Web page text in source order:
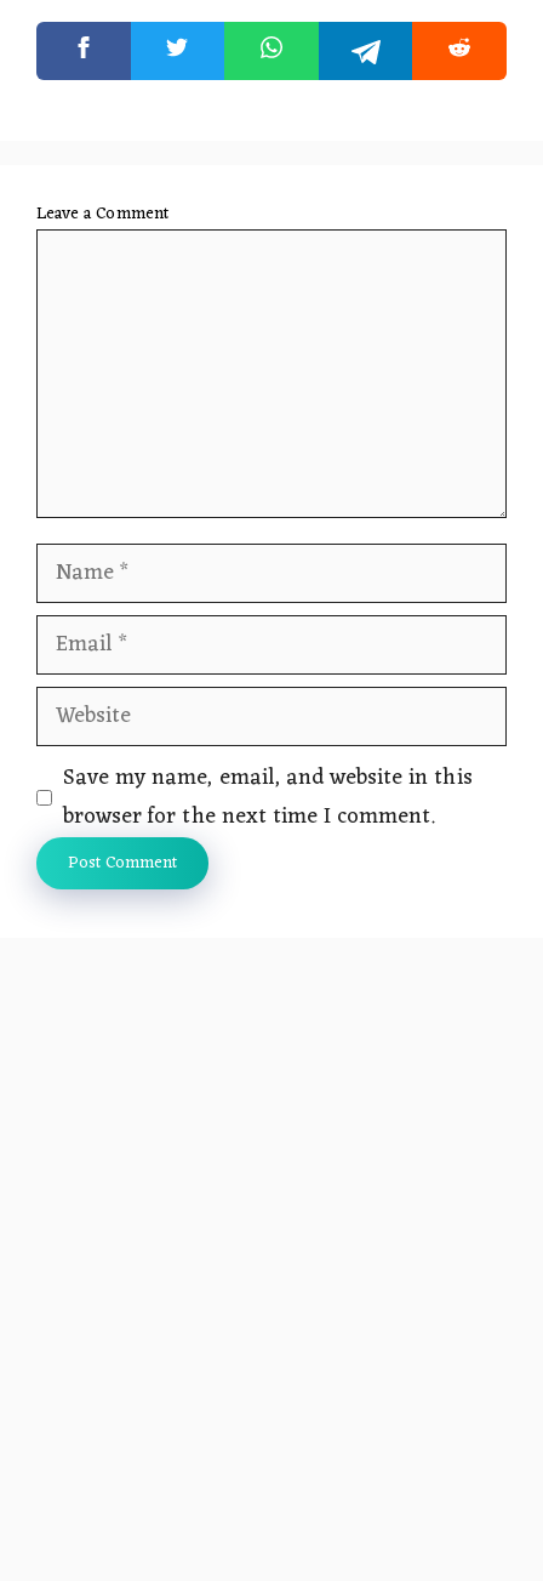
Leave a Comment
Name
Email
Website
Save my name, email, and website in this
browser for the next time I comment.